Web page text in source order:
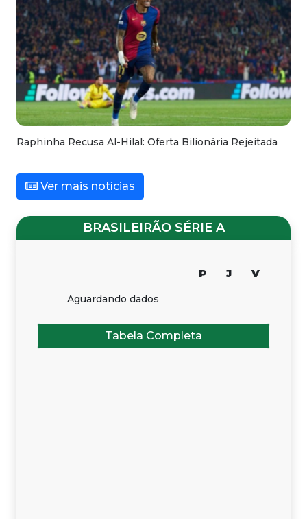
Raphinha Recusa Al-Hilal: Oferta Bilionária Rejeitada
Ver mais notícias
BRASILEIRÃO SÉRIE A
P J V
Aguardando dados
Tabela Completa